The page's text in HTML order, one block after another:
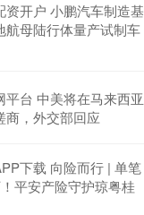
资开户 小鹏汽车制造基
航母陆行体量产试制车
平台 中美将在马来西亚
商，外交部回应
下载 向险而行 | 单笔
平安产险守护琼粤桂